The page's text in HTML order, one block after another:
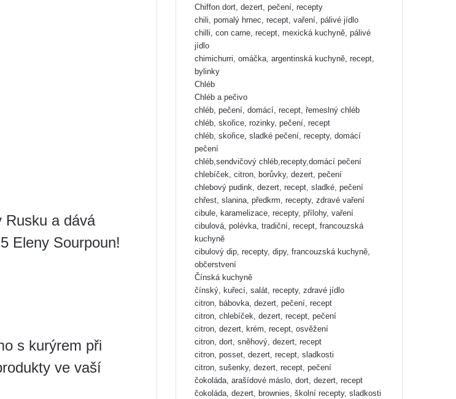
Rusku a dává
Eleny Sourpoun!
s kurýrem při
ve vaší
Chiffon dort, dezert, pečení, recepty
chili, pomalý hrnec, recept, vaření, pálivé jídlo
chilli, con carne, recept, mexická kuchyně, pálivé
jídlo
chimichurri, omáčka, argentinská kuchyně, recept,
bylinky
Chléb
Chléb a pečivo
chléb, pečení, domácí, recept, řemeslný chléb
chléb, skořice, rozinky, pečení, recept
chléb, skořice, sladké pečení, recepty, domácí
pečení
chléb,sendvičový chléb,recepty,domácí pečení
chlebíček, citron, borůvky, dezert, pečení
chlebový pudink, dezert, recept, sladké, pečení
chřest, slanina, předkrm, recepty, zdravé vaření
cibule, karamelizace, recepty, přílohy, vaření
cibulová, polévka, tradiční, recept, francouzská
kuchyně
cibulový dip, recepty, dipy, francouzská kuchyně,
občerstvení
Čínská kuchyně
čínský, kuřecí, salát, recepty, zdravé jídlo
citron, bábovka, dezert, pečení, recept
citron, chlebíček, dezert, recept, pečení
citron, dezert, krém, recept, osvěžení
citron, dort, sněhový, dezert, recept
citron, posset, dezert, recept, sladkosti
citron, sušenky, dezert, recept, pečení
čokoláda, arašídové máslo, dort, dezert, recept
čokoláda, dezert, brownies, školní recepty, sladkosti